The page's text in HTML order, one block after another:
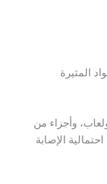
المثيرة
وأجزاء من
الإصابة